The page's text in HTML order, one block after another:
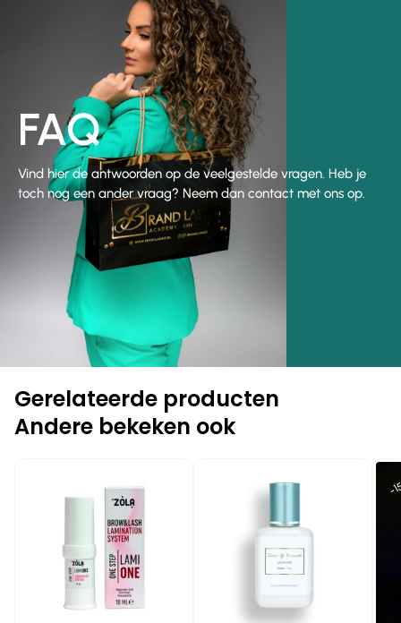
FAQ
Vind hier de antwoorden op de veelgestelde vragen. Heb je
toch nog een ander vraag? Neem dan contact met ons op.
Gerelateerde producten
Andere bekeken ook
-